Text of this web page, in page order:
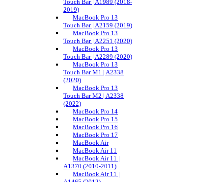
Touch Bar | A1989 (2018-
2019)
MacBook Pro 13
Touch Bar | A2159 (2019)
MacBook Pro 13
Touch Bar | A2251 (2020)
MacBook Pro 13
Touch Bar | A2289 (2020)
MacBook Pro 13
Touch Bar M1 | A2338
(2020)
MacBook Pro 13
Touch Bar M2 | A2338
(2022)
MacBook Pro 14
MacBook Pro 15
MacBook Pro 16
MacBook Pro 17
MacBook Air
MacBook Air 11
MacBook Air 11 |
A1370 (2010-2011)
MacBook Air 11 |